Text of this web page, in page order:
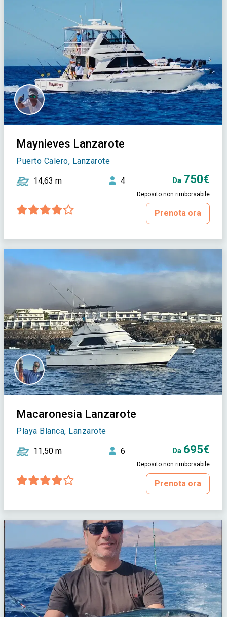
Maynieves Lanzarote
Puerto Calero, Lanzarote
14,63 m 4 Da 750€
Deposito non rimborsabile
Prenota ora
Macaronesia Lanzarote
Playa Blanca, Lanzarote
11,50 m 6 Da 695€
Deposito non rimborsabile
Prenota ora